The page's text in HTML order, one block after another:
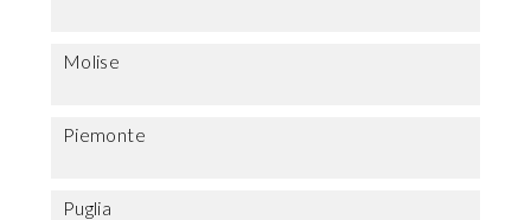
Molise
Piemonte
Puglia